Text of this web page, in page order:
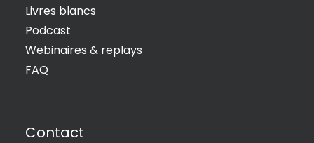
Livres blancs
Podcast
Webinaires & replays
FAQ
Contact